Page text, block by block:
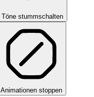
Töne stummschalten
Animationen stoppen